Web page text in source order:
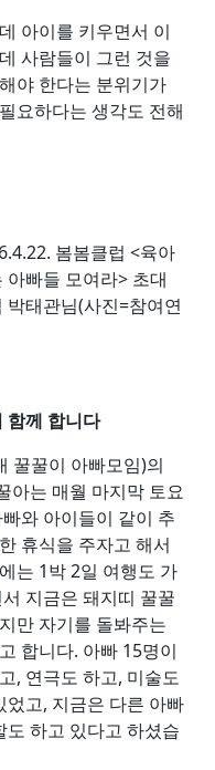
아이를 키우면서 이
사람들이 그런 것을
야 한다는 분위기가
요하다는 생각도 전해
봄봄클럽 <육아
아빠들 모여라> 초대
박태관님(사진=참여연
함께 합니다
꿀꿀이 아빠모임)의
아는 매월 마지막 토요
와 아이들이 같이 추
휴식을 주자고 해서
는 1박 2일 여행도 가
지금은 돼지띠 꿀꿀
만 자기를 돌봐주는
합니다. 아빠 15명이
, 연극도 하고, 미술도
고, 지금은 다른 아빠
하고 있다고 하셨습